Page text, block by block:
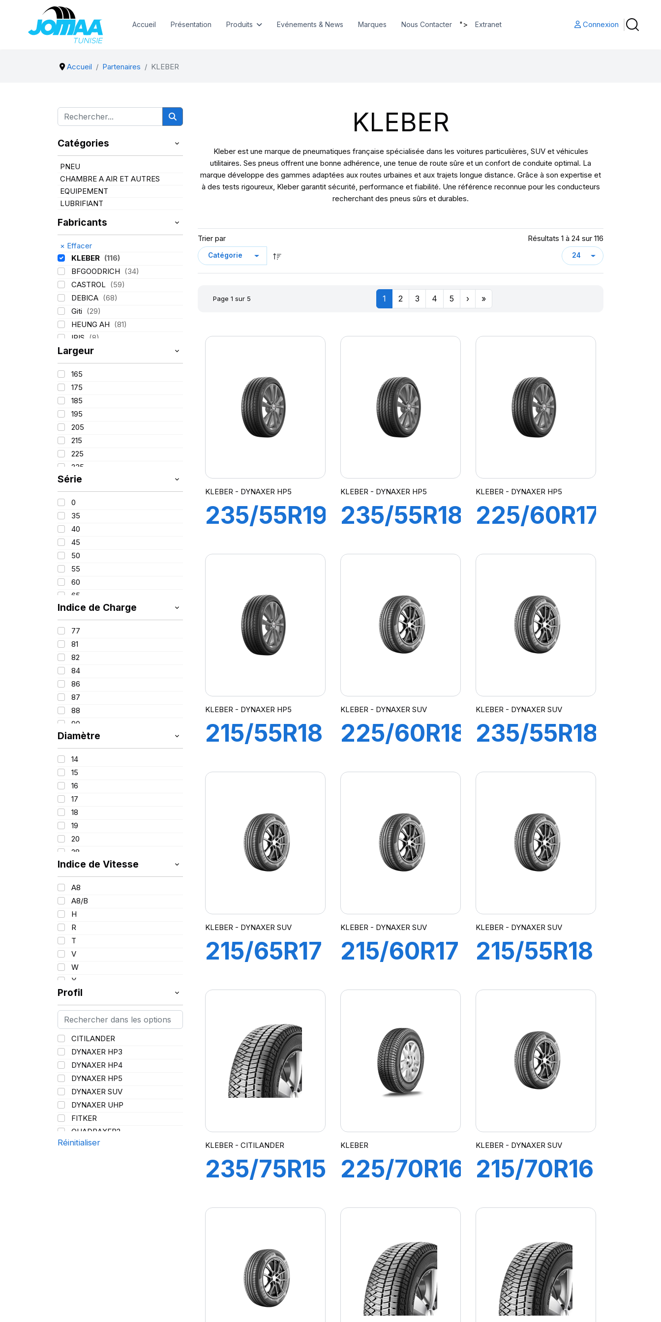
Accueil Présentation Produits Evénements & News Marques Nous Contacter "> Extranet Connexion
Accueil Partenaires KLEBER
Catégories
PNEU
CHAMBRE A AIR ET AUTRES
EQUIPEMENT
LUBRIFIANT
Fabricants
× Effacer
KLEBER (116)
BFGOODRICH (34)
CASTROL (59)
DEBICA (68)
Giti (29)
HEUNG AH (81)
IRIS (8)
ITALMATIC
LASSA (174)
LING LONG
MICHELIN
MITAS
Mondolfo ferro
PIRELLI
PROMETEON
SCHRADER
SPEEDWAYS
Largeur
165
175
185
195
205
215
225
235
245
255
260
280
380
420
Série
0
35
40
45
50
55
60
65
70
75
85
100
Indice de Charge
77
81
82
84
86
87
88
90
91
92
93
94
95
96
97
98
99
100
101
102/100
103
103/101
104/102
105
107/105
109
109/106
109/107
110/108
112A8/109B
114/111
115/113
116/113
116/114
127/127
144/141
Diamètre
14
15
16
17
18
19
20
28
Indice de Vitesse
A8
A8/B
H
R
T
V
W
Y
Profil
CITILANDER
DYNAXER HP3
DYNAXER HP4
DYNAXER HP5
DYNAXER SUV
DYNAXER UHP
FITKER
QUADRAXER2
SUP 8L
Réinitialiser
KLEBER
Kleber est une marque de pneumatiques française spécialisée dans les voitures particulières, SUV et véhicules
utilitaires. Ses pneus offrent une bonne adhérence, une tenue de route sûre et un confort de conduite optimal. La
marque développe des gammes adaptées aux routes urbaines et aux trajets longue distance. Grâce à son expertise et
à des tests rigoureux, Kleber garantit sécurité, performance et fiabilité. Une référence reconnue pour les conducteurs
recherchant des pneus sûrs et durables.
Trier par Résultats 1 à 24 sur 116
Page 1 sur 5 1 2 3 4 5 › »
KLEBER - DYNAXER HP5
235/55R19
HP5 SUV
KLEBER - DYNAXER HP5
235/55R18
HP5 SUV
KLEBER - DYNAXER HP5
225/60R17
HP5 SUV
KLEBER - DYNAXER HP5
215/55R18
HP5 SUV
KLEBER - DYNAXER SUV
225/60R18
SUV
KLEBER - DYNAXER SUV
235/55R18
SUV
KLEBER - DYNAXER SUV
215/65R17
SUV
KLEBER - DYNAXER SUV
215/60R17
SUV
KLEBER - DYNAXER SUV
215/55R18
SUV
KLEBER - CITILANDER
235/75R15
KLEBER
225/70R16
KLEBER - DYNAXER SUV
215/70R16
SUV